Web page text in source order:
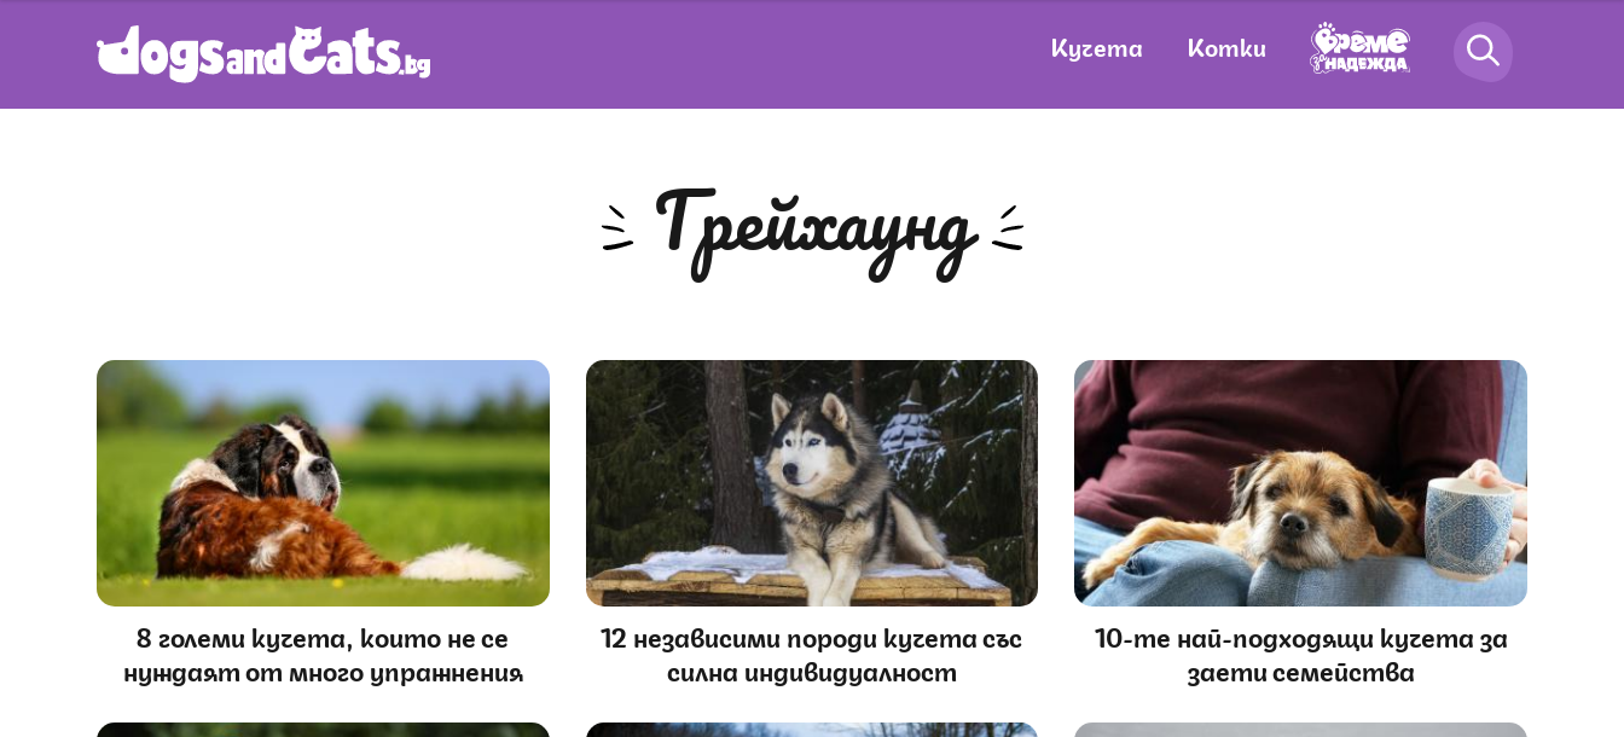
Кучета Котки
Грейхаунд
8 големи кучета, които не се
нуждаят от много упражнения
12 независими породи кучета със
силна индивидуалност
10-те най-подходящи кучета за
заети семейства